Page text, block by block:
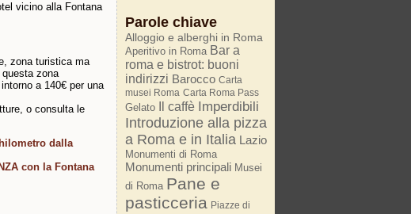
vicino alla Fontana
zona turistica ma
zona
a 140€ per una
o consulta le
dalla
con la Fontana
Parole chiave
Alloggio e alberghi in Roma
Aperitivo in Roma Bar a
roma e bistrot: buoni
indirizzi Barocco Carta
musei Roma Carta Roma Pass
Gelato Il caffè Imperdibili
Introduzione alla pizza
a Roma e in Italia Lazio
Monumenti di Roma
Monumenti principali Musei
di Roma Pane e
pasticceria Piazze di